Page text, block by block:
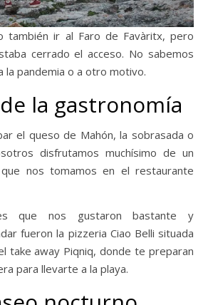
también ir al Faro de Favàritx, pero
cerrado el acceso. No sabemos
la pandemia o a otro motivo.
la gastronomía
el queso de Mahón, la sobrasada o
disfrutamos muchísimo de un
nos tomamos en el restaurante
que nos gustaron bastante y
fueron la pizzeria Ciao Belli situada
take away Piqniq, donde te preparan
para llevarte a la playa.